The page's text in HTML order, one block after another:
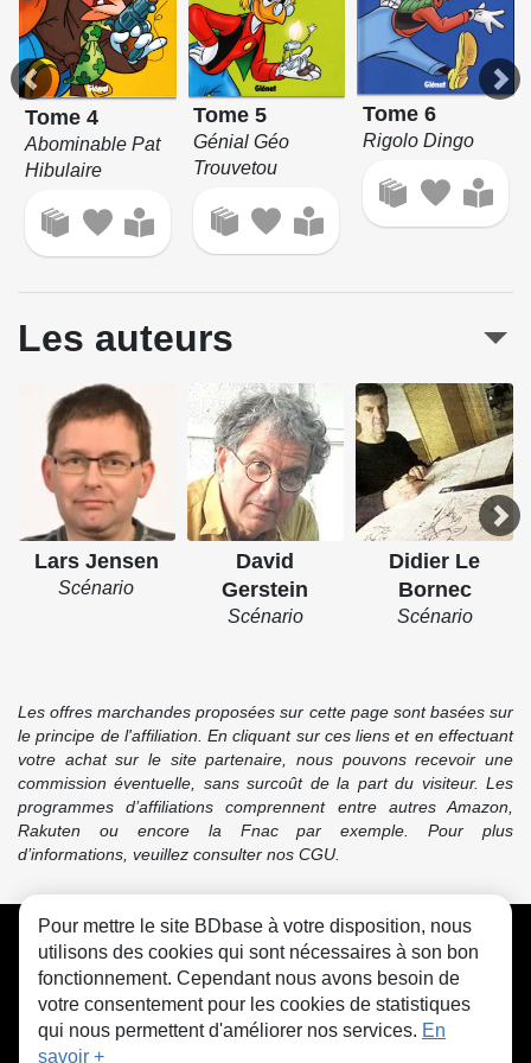
Tome 4
Abominable Pat
Hibulaire
Tome 5
Génial Géo
Trouvetou
Tome 6
Rigolo Dingo
Les auteurs
Lars Jensen
Scénario
David
Gerstein
Scénario
Didier Le
Bornec
Scénario
Les offres marchandes proposées sur cette page sont basées sur
le principe de l'affiliation. En cliquant sur ces liens et en effectuant
votre achat sur le site partenaire, nous pouvons recevoir une
commission éventuelle, sans surcoût de la part du visiteur. Les
programmes d’affiliations comprennent entre autres Amazon,
Rakuten ou encore la Fnac par exemple. Pour plus
d’informations, veuillez consulter nos CGU.
CGU FAQ Contact Cookies
Pour mettre le site BDbase à votre disposition, nous
utilisons des cookies qui sont nécessaires à son bon
fonctionnement. Cependant nous avons besoin de
votre consentement pour les cookies de statistiques
qui nous permettent d'améliorer nos services. En
savoir +